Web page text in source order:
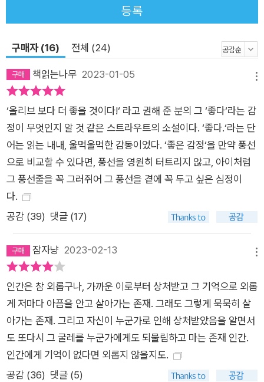
표면 위로 불러온다. 종조부의 차고에서 지내며 추위와 배고픔과
외로움에 떨던 날들, 부모님의 억압과 간헐적인 폭력이 이어지던
날들, 그래서 그토록 떠나고 싶어했던 고향 앰개시에 대한 기억
을. 또한 그녀가 그토록 동경했던 뉴욕에서의 삶까지도. 그리고
루시는 서서히 깨닫는다. 그러한 기억들이 어떻게 그녀를 현재의
그녀로, 소설가로 만들었는지를. “하지만 이건 내 이야기이다. 이
이야기는 내 것이다. 이 이야기만큼은. 그리고 내 이름은 루시 바
턴이다.” 『내 이름은 루시 바턴』에서 작가는 루시 바턴이라는 일
인칭 화자에게 목소리를 내어준다. 게다가 스스로를 ‘나’라고 지
칭하는 이 소설의 화자는 소설가이다. 작품 중반부에 이르면 자신
이 소설을 쓰게 된 이유와 경위에 대해 루시 바턴이 풀어놓는 이
짧지만 강렬한 이야기 자체가 곧 루시의 작품이라는 사실이 드러
난다. 즉 『내 이름은 루시 바턴』은 소설이 쓰인 계기(원인)에 대한
이야기이면서 동시에 쓰인 소설(결과) 그 자체이다. 시작과 끝이
맞물린 뫼비우스의 띠처럼 원인과 결과가 맞물린 이 작품의 구성
은 언뜻 단순해 보이는 이야기에 깊이를 부여한다. 『내 이름은 루
시 바턴』은 소설가가 되는 일에 대한, 소설가로 사는 일에 대한,
그리고 소설을 쓰는 일에 대한 일종의 메타소설인 셈이다. 따라서
“책이 내 외로움을 덜어주었다 (…) 그래서 생각했다. 나도 사람
들이 외로움에 사무치는 일이 없도록 글을 쓰겠다고!”(본문 34
쪽) 말하는 루시 바턴의 목소리 뒤에서 우리는 오랜 세월 소설가
로 살아온 작가 스트라우트의 존재감을 느낄 수밖에 없다. 시간
등록
구매자 (16) 전체 (24)
책읽는나무 2023-01-05
‘올리브 보다 더 좋을 것이다!‘ 라고 권해 준 분의 그 ‘좋다‘라는 감
정이 무엇인지 알 것 같은 스트라우트의 소설이다. ‘좋다.‘라는 단
어는 읽는 내내, 울먹울먹한 감동이었다. ‘좋은 감정‘을 만약 풍선
으로 비교할 수 있다면, 풍선을 영원히 터트리지 않고, 아이처럼
그 풍선줄을 꼭 그러쥐어 그 풍선을 곁에 꼭 두고 싶은 심정이
다.
공감 (39) 댓글 (17)
잠자냥 2023-02-13
인간은 참 외롭구나, 가까운 이로부터 상처받고 그 기억으로 외롭
게 저마다 아픔을 안고 살아가는 존재. 그래도 그렇게 묵묵히 살
아가는 존재. 그리고 자신이 누군가로 인해 상처받았음을 알면서
도 또다시 그 굴레를 누군가에게도 되물림하고 마는 존재 인간.
인간에게 기억이 없다면 외롭지 않을지도.
공감 (36) 댓글 (5)